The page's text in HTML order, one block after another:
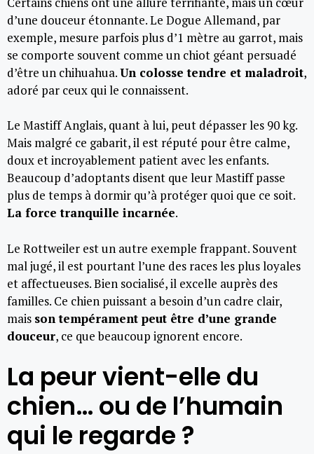
d’une douceur étonnante. Le Dogue Allemand, par
exemple, mesure parfois plus d’1 mètre au garrot, mais
se comporte souvent comme un chiot géant persuadé
d’être un chihuahua.Un colosse tendre et maladroit,
adoré par ceux qui le connaissent.
Le Mastiff Anglais, quant à lui, peut dépasser les 90 kg.
Mais malgré ce gabarit, il est réputé pour être calme,
doux et incroyablement patient avec les enfants.
Beaucoup d’adoptants disent que leur Mastiff passe
plus de temps à dormir qu’à protéger quoi que ce soit.
La force tranquille incarnée.
Le Rottweiler est un autre exemple frappant. Souvent
mal jugé, il est pourtant l’une des races les plus loyales
et affectueuses. Bien socialisé, il excelle auprès des
familles. Ce chien puissant a besoin d’un cadre clair,
mais son tempérament peut être d’une grande
douceur, ce que beaucoup ignorent encore.
La peur vient-elle du
chien… ou de l’humain
qui le regarde ?